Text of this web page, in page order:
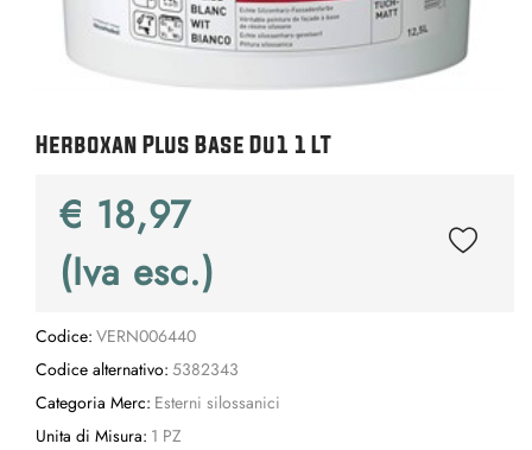
Herboxan Plus Base Du1 1 LT
€ 18,97
(Iva esc.)
Codice: VERN006440
Codice alternativo: 5382343
Categoria Merc: Esterni silossanici
Unita di Misura: 1 PZ